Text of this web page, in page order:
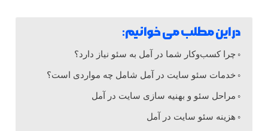
در این مطلب می خوانیم:
چرا کسب‌وکار شما در آمل به سئو نیاز دارد؟
خدمات سئو سایت در آمل شامل چه مواردی است؟
مراحل سئو و بهنیه سازی سایت در آمل
هزینه سئو سایت در آمل